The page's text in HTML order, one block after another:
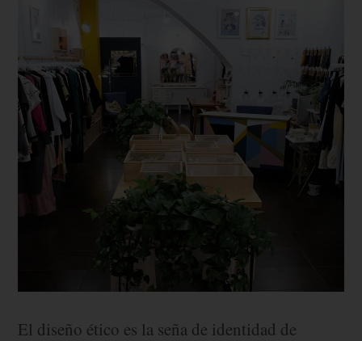
El diseño ético es la seña de identidad de